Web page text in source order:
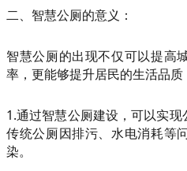
二、智慧公厕的意义：
智慧公厕的出现不仅可以提高
率，更能够提升居民的生活品质
1.通过智慧公厕建设，可以实
传统公厕因排污、水电消耗等
染。